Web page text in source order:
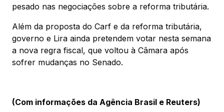
pesado nas negociações sobre a reforma tributária.
Além da proposta do Carf e da reforma tributária,
governo e Lira ainda pretendem votar nesta semana
a nova regra fiscal, que voltou à Câmara após
sofrer mudanças no Senado.
(Com informações da Agência Brasil e Reuters)